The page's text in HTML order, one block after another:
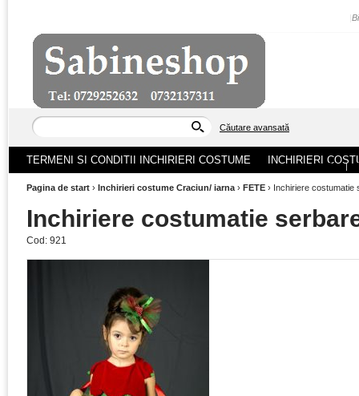
Căutare avansată
ACASA |
TERMENI SI CONDITII INCHIRIERI COSTUME INCHIRIERI
Pagina de start › Inchirieri costume Craciun/ iarna › FETE › Inchiriere costumatie
Inchiriere costumatie
Cod: 921